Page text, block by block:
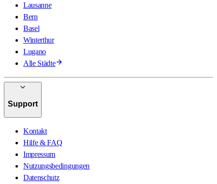
Lausanne
Bern
Basel
Winterthur
Lugano
Alle Städte
Support
Kontakt
Hilfe & FAQ
Impressum
Nutzungsbedingungen
Datenschutz